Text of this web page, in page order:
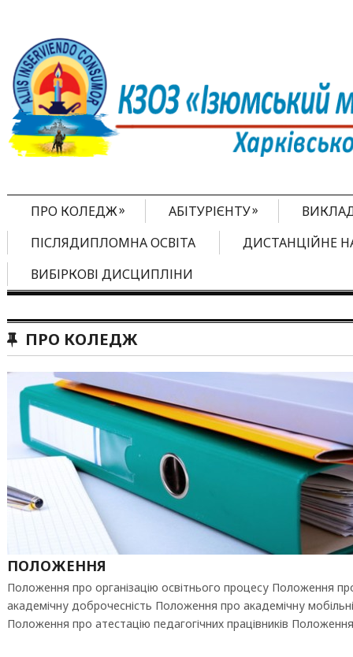
ПРО КОЛЕДЖ» АБІТУРІЄНТУ»
ПІСЛЯДИПЛОМНА ОСВІТА
ДИСТАНЦІЙНЕ
ВИБІРКОВІ ДИСЦИПЛІНИ
ПРО КОЛЕДЖ
ПОЛОЖЕННЯ
Положення про організацію освітнього процесу Положення
академічну доброчесність Положення про академічну
Положення про атестацію педагогічних працівників Положення